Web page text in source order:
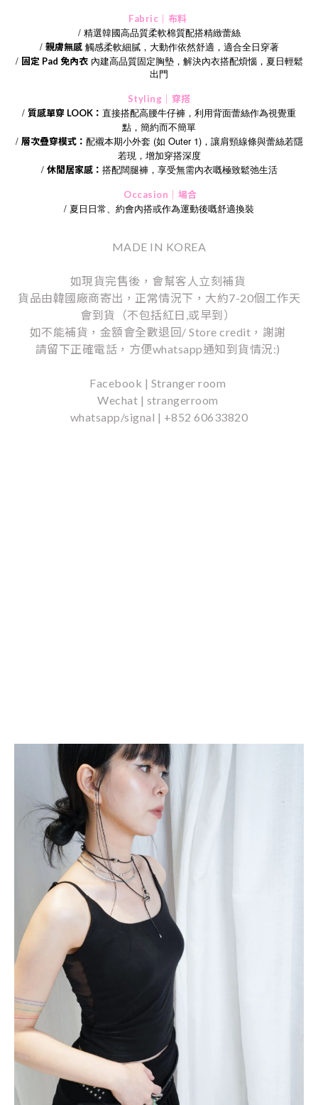
Fabric｜布料
/ 精選韓國高品質柔軟棉質配搭精緻蕾絲
/ 親膚無感觸感柔軟細膩，大動作依然舒適，適合全日穿著
/ 固定 Pad 免內衣 內建高品質固定胸墊，解決內衣搭配煩惱，夏日輕鬆
出門
Styling｜穿搭
/ 質感單穿 LOOK： 直接搭配高腰牛仔褲，利用背面蕾絲作為視覺重
點，簡約而不簡單
/ 層次疊穿模式： 配襯本期小外套 (如 Outer 1)，讓肩頸線條與蕾絲若隱
若現，增加穿搭深度
/ 休閒居家感： 搭配闊腿褲，享受無需內衣嘅極致鬆弛生活
Occasion｜場合
/ 夏日日常、約會內搭或作為運動後嘅舒適換裝
MADE IN KOREA
如現貨完售後，會幫客人立刻補貨
貨品由韓國廠商寄出，正常情況下，大約7-20個工作天
會到貨（不包括紅日,或早到）
如不能補貨，金額會全數退回/ Store credit，謝謝
請留下正確電話，方便whatsapp通知到貨情況:)
Facebook | Stranger room
Wechat | strangerroom
whatsapp/signal | +852 60633820